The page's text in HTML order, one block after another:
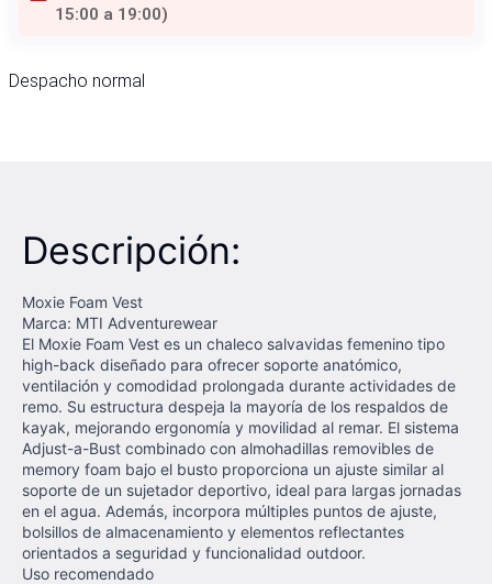
15:00 a 19:00)
Despacho normal
Descripción:
Moxie Foam Vest
Marca: MTI Adventurewear
El Moxie Foam Vest es un chaleco salvavidas femenino tipo
high-back diseñado para ofrecer soporte anatómico,
ventilación y comodidad prolongada durante actividades de
remo. Su estructura despeja la mayoría de los respaldos de
kayak, mejorando ergonomía y movilidad al remar. El sistema
Adjust-a-Bust combinado con almohadillas removibles de
memory foam bajo el busto proporciona un ajuste similar al
soporte de un sujetador deportivo, ideal para largas jornadas
en el agua. Además, incorpora múltiples puntos de ajuste,
bolsillos de almacenamiento y elementos reflectantes
orientados a seguridad y funcionalidad outdoor.
Uso recomendado